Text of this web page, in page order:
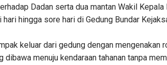
Dadan serta dua mantan Wakil
hingga sore hari di Gedung Bundar
keluar dari gedung dengan mengenakan
dibawa menuju kendaraan tahanan tanpa